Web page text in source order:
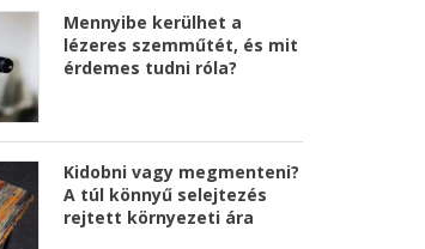
Mennyibe kerülhet a
lézeres szemműtét, és mit
érdemes tudni róla?
Kidobni vagy megmenteni?
A túl könnyű selejtezés
rejtett környezeti ára